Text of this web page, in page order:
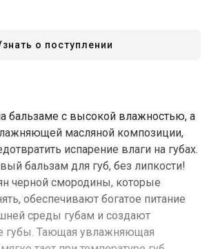
о поступлении
бальзаме с высокой влажностью, а
масляной композиции,
испарение влаги на губах.
бальзам для губ, без липкости!
черной смородины, которые
обеспечивают богатое питание
среды губам и создают
губы. Тающая увлажняющая